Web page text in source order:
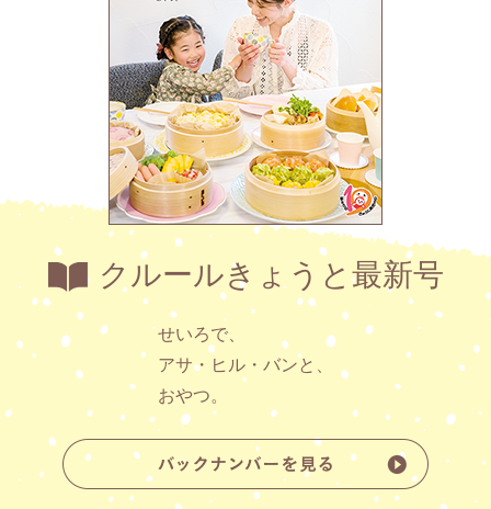
クルールきょうと最新号
せいろで、
アサ・ヒル・バンと、
おやつ。